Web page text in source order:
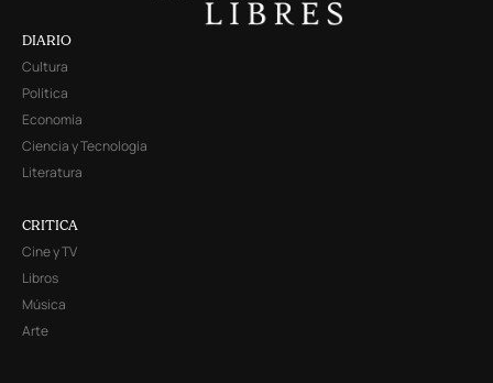
DIARIO
Cultura
Política
Economía
Ciencia y Tecnología
Literatura
CRITICA
Cine y TV
Libros
Música
Arte